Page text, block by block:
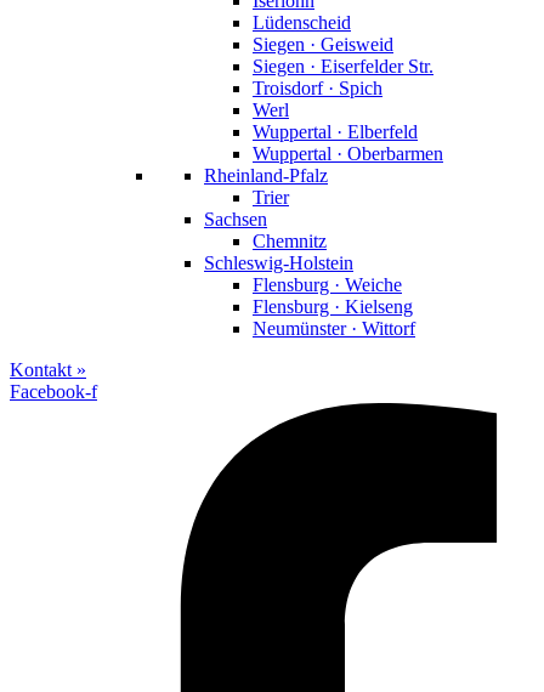
Lüdenscheid
Siegen · Geisweid
Siegen · Eiserfelder Str.
Troisdorf · Spich
Werl
Wuppertal · Elberfeld
Wuppertal · Oberbarmen
Rheinland-Pfalz
Trier
Sachsen
Chemnitz
Schleswig-Holstein
Flensburg · Weiche
Flensburg · Kielseng
Neumünster · Wittorf
Kontakt »
Facebook-f